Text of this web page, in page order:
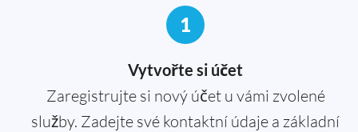
1
Vytvořte si účet
Zaregistrujte si nový účet u vámi zvolené
služby. Zadejte své kontaktní údaje a základní